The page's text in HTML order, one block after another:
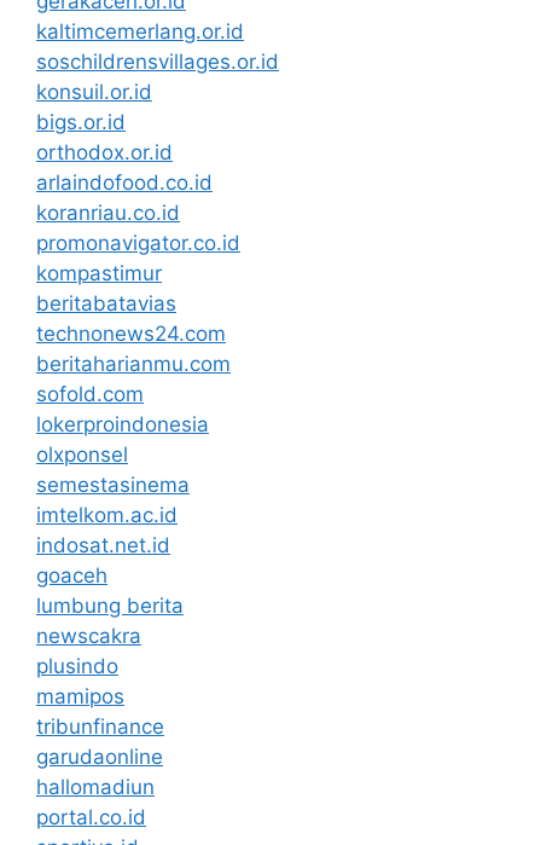
kaltimcemerlang.or.id
soschildrensvillages.or.id
konsuil.or.id
bigs.or.id
orthodox.or.id
arlaindofood.co.id
koranriau.co.id
promonavigator.co.id
kompastimur
beritabatavias
technonews24.com
beritaharianmu.com
sofold.com
lokerproindonesia
olxponsel
semestasinema
imtelkom.ac.id
indosat.net.id
goaceh
lumbung berita
newscakra
plusindo
mamipos
tribunfinance
garudaonline
hallomadiun
portal.co.id